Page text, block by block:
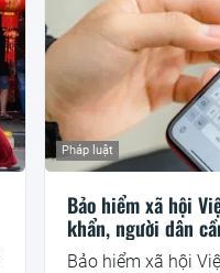
Pháp luật
Bảo hiểm xã hội
khẩn, người dân
Bảo hiểm xã hội